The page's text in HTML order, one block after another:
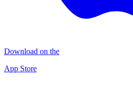
Download on the
App Store